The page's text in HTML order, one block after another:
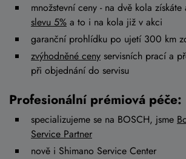
množstevní ceny - na dvě kola získáte
slevu 5% a to i na kola již v akci
garanční prohlídku po ujetí 300 km
zvýhodněné ceny servisních prací a
při objednání do servisu
Profesionální prémiová péče:
specializujeme se na BOSCH, jsme
Service Partner
nově i Shimano Service Center